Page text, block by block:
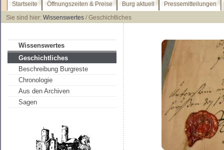
Startseite Öffnungszeiten & Preise Burg aktuell
Pressemitteilungen
Sie sind hier: Wissenswertes / Geschichtliches
Wissenswertes
Geschichtliches
Beschreibung Burgreste
Chronologie
Aus den Archiven
Sagen